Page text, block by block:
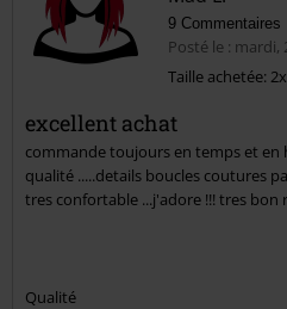
9 Commentaires
Posté le : mardi,
Taille achetée:
excellent achat
commande toujours en temps et en
qualité .....details boucles coutures
tres confortable ...j'adore !!! tres
Qualité